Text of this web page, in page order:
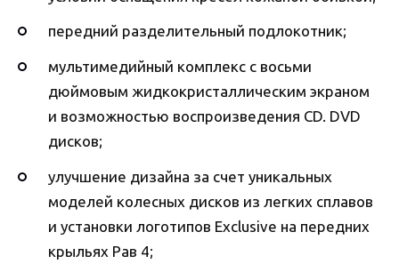
передний разделительный подлокотник;
мультимедийный комплекс с восьми
дюймовым жидкокристаллическим экраном
и возможностью воспроизведения CD. DVD
дисков;
улучшение дизайна за счет уникальных
моделей колесных дисков из легких сплавов
и установки логотипов Exclusive на передних
крыльях Рав 4;